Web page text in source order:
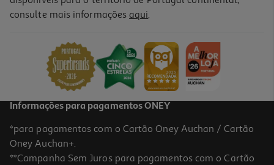
Snacks Cão Naturea Biscoitos Tomate E Queijo 140g
consulte mais informações aqui.
Informações para pagamentos ONEY
*para pagamentos com o Cartão Oney Auchan / Cartão
Oney Auchan+.
**Campanha Sem Juros para pagamentos com o Cartão